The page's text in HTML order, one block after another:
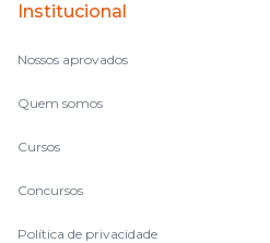
no volume de matérias.
Institucional
Nossos aprovados
Quem somos
Cursos
Concursos
Política de privacidade